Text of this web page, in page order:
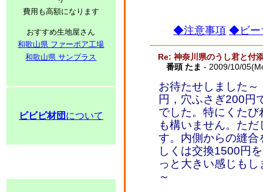
費用も高額になります
おすすめ生地屋さん
和歌山県 ファーボア工場
和歌山県 サンプラス
ビビビ材団 について
◆注意事項 ◆ビー
Re: 神奈川県のうし君と付
番頭 たま - 2009/10/
お待たせしました
円，穴ふさぎ200円
でした。特にくた
も構いません。た
す。内側からの縫
しくは交換1500円
っと大きい感じも
～